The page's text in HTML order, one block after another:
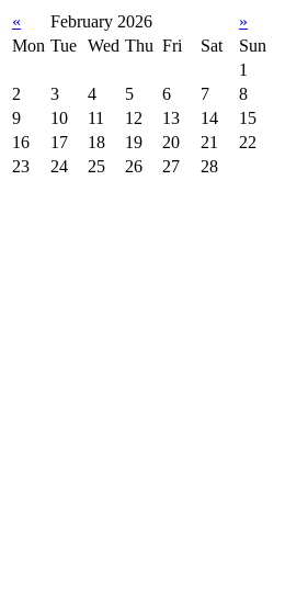
« February 2026
»
Mon Tue Wed Thu Fri Sat
Sun
1
2
3 4 5 6 7
8
9
10 11 12 13 14
15
16
17 18 19 20 21
22
23
24 25 26 27 28